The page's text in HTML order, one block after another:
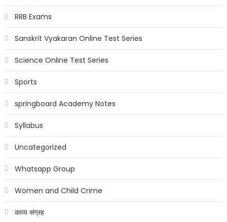
RRB Exams
Sanskrit Vyakaran Online Test Series
Science Online Test Series
Sports
springboard Academy Notes
Syllabus
Uncategorized
Whatsapp Group
Women and Child Crime
काव्य संग्रह